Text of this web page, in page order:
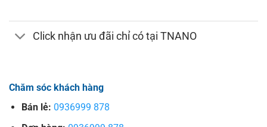
Click nhận ưu đãi chỉ có tại TNANO
Chăm sóc khách hàng
Bán lẻ: 0936999 878